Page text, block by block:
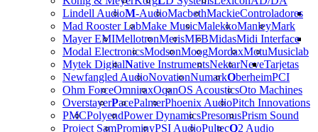
Lindell AudioM-AudioMacbethMackie
Mad Rooster LabMake MusicMalekkoManleyMark
Mayer EMIMellotronMerisMFBMidas
Modal ElectronicsModsonMoogMordaxMotuMusiclab
Mytek DigitalNative InstrumentsNektarNeve
Newfangled AudioNovationNumarkOberheim
Ohm ForceOmniraxOqanOS AcousticsOto Machines
OverstayerPacePalmerPhoenix AudioPitch Innovations
PMCPolyendPower DynamicsPresonusPrism Sound
Project SamProminyPSI AudioPultecQ2 Audio
Controladores
Midi Interface
Tarjetas
PCI